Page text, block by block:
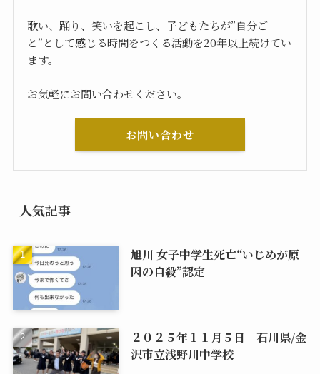
歌い、踊り、笑いを起こし、子どもたちが”自分ご
と”として感じる時間をつくる活動を20年以上続けてい
ます。
お気軽にお問い合わせください。
お問い合わせ
人気記事
旭川 女子中学生死亡“いじめが原
因の自殺”認定
２０２５年１１月５日 石川県/金
沢市立浅野川中学校